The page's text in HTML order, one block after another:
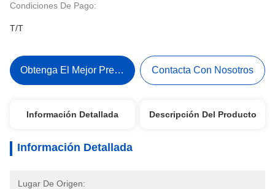
Condiciones De Pago:
T/T
Obtenga El Mejor Precio Contacta Con Nosotros
Información Detallada Descripción Del Producto
Información Detallada
Lugar De Origen: